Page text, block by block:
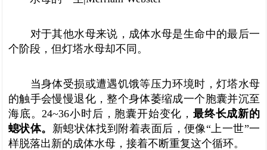
对于其他水母来说，成体水母是生命中的最后一
个阶段，但灯塔水母却不同。
当身体受损或遭遇饥饿等压力环境时，灯塔水母
的触手会慢慢退化，整个身体萎缩成一个胞囊并沉至
海底。24~36小时后，胞囊开始变化， 最终长成新的
螅状体。 新螅状体找到附着表面后，便像“上一世”一
样脱落出新的成体水母，接着不断重复这个循环。